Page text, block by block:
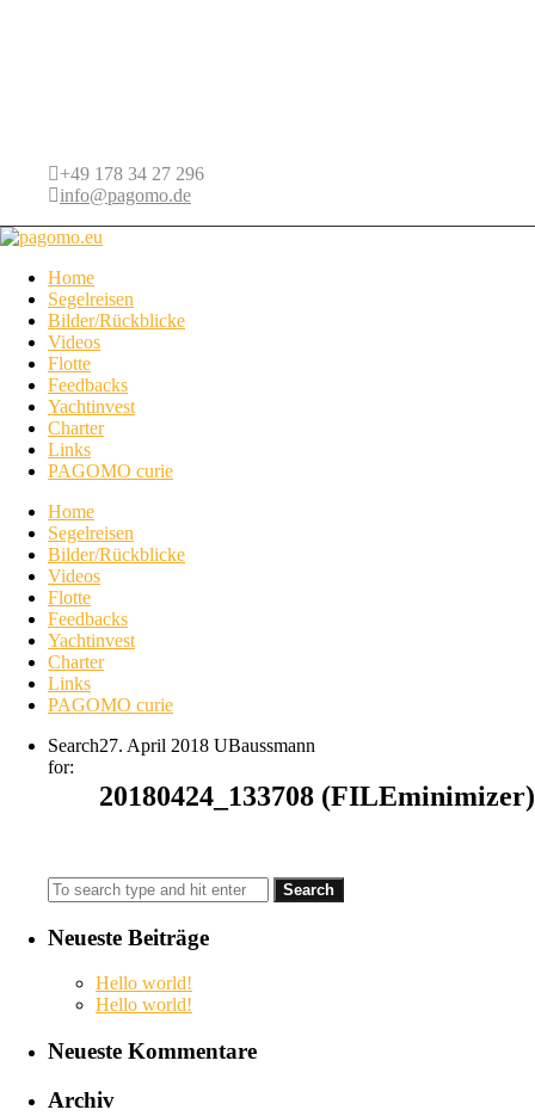
+49 178 34 27 296
info@pagomo.de
Home
Segelreisen
Bilder/Rückblicke
Videos
Flotte
Feedbacks
Yachtinvest
Charter
Links
PAGOMO curie
Home
Segelreisen
Bilder/Rückblicke
Videos
Flotte
Feedbacks
Yachtinvest
Charter
Links
PAGOMO curie
27. April 2018 UBaussmann
20180424_133708 (FILEminimizer)
Search
for:
Neueste Beiträge
Hello world!
Hello world!
Neueste Kommentare
Archiv